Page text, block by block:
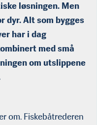
løsningen. Men
dyr. Alt som bygges
har i dag
med små
om utslippene
om. Fiskebåtrederen